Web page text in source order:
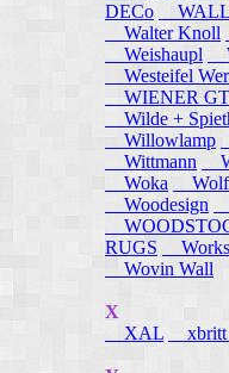
DECo
Walter Knoll
Weishaupl
Westeifel
WIENER
Wilde +
Willowlamp
Wittmann
Woka
Woodesign
RUGS
Wovin Wall
X
XAL
xbritt